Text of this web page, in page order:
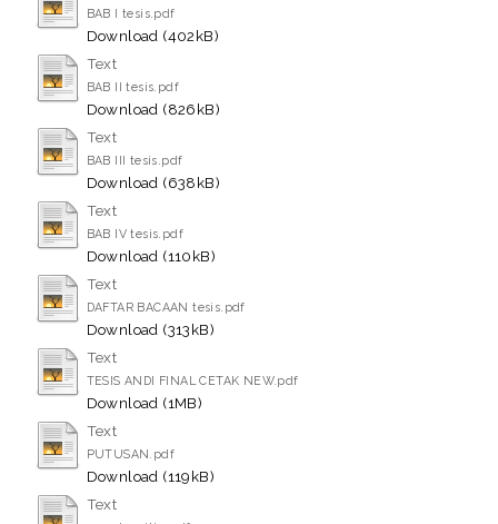
BAB I tesis.pdf
Download (402kB)
Text
BAB II tesis.pdf
Download (826kB)
Text
BAB III tesis.pdf
Download (638kB)
Text
BAB IV tesis.pdf
Download (110kB)
Text
DAFTAR BACAAN tesis.pdf
Download (313kB)
Text
TESIS ANDI FINAL CETAK NEW.pdf
Download (1MB)
Text
PUTUSAN.pdf
Download (119kB)
Text